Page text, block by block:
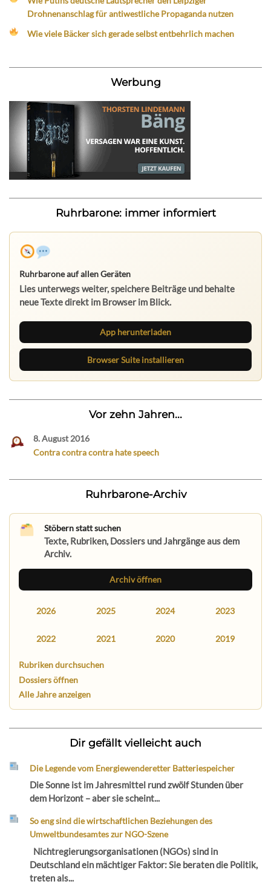
Drohnenanschlag für antiwestliche Propaganda nutzen
Wie viele Bäcker sich gerade selbst entbehrlich machen
Werbung
Ruhrbarone: immer informiert
Ruhrbarone auf allen Geräten
Lies unterwegs weiter, speichere Beiträge und behalte
neue Texte direkt im Browser im Blick.
App herunterladen
Browser Suite installieren
Vor zehn Jahren...
8. August 2016
Contra contra contra hate speech
Ruhrbarone-Archiv
Stöbern statt suchen
Texte, Rubriken, Dossiers und Jahrgänge aus dem
Archiv.
Archiv öffnen
2026 2025 2024 2023
2022 2021 2020 2019
Rubriken durchsuchen
Dossiers öffnen
Alle Jahre anzeigen
Dir gefällt vielleicht auch
Die Legende vom Energiewenderetter Batteriespeicher
Die Sonne ist im Jahresmittel rund zwölf Stunden über
dem Horizont – aber sie scheint...
So eng sind die wirtschaftlichen Beziehungen des
Umweltbundesamtes zur NGO-Szene
Nichtregierungsorganisationen (NGOs) sind in
Deutschland ein mächtiger Faktor: Sie beraten die Politik,
treten als...